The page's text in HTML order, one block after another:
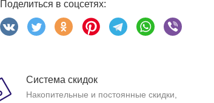
Поделиться в соцсетях:
Система скидок
Накопительные и постоянные скидки,